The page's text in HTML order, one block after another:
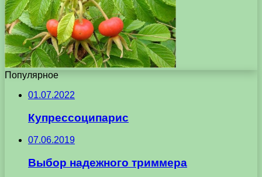
Популярное
01.07.2022
Купрессоципарис
07.06.2019
Выбор надежного триммера